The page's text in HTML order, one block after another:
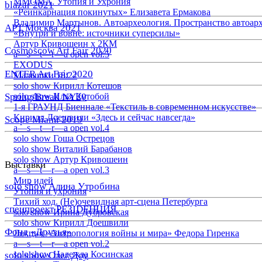
blazar 2021
АРТ Москва 2021
Cosmoscow Art Fair 2020
ENTER Art Fair 2020
Spring/Break NY20
Scope Miami 2019
Выставки
solo show Алина Утробина
спецпроект РЕЗIDЕНЦИЯ
Фонд «Друзья»
solo show Олег Доу
«Реинкарнация покинутых» Елизавета Ермакова
Владимир Мартынов. Автоархеология. Пространство
«Внутри и вовне: источники суперсилы»
Артур Кривошеин х 2КМ
a—s—t—r—a open vol.5
EXODUS
Малышки 18:22
solo show Кирилл Котешов
solo show Илья Кутобой
1-я ГРАУНД Биеннале «Текстиль в современном искусстве»
Кирилл Доешвили «Здесь и сейчас навсегда»
a—s—t—r—a open vol.4
solo show Гоша Острецов
solo show Виталий Барабанов
solo show Артур Кривошеин
a—s—t—r—a open vol.3
Мир идей
Утопия и ухрония
Тихий ход. (Не)очевидная арт-сцена Петербурга
solo show Ирина Дубровская
solo show Кирилл Доешвили
Лекция «Антропология войны и мира» Федора Гиренка
a—s—t—r—a open vol.2
solo show Надежда Косинская